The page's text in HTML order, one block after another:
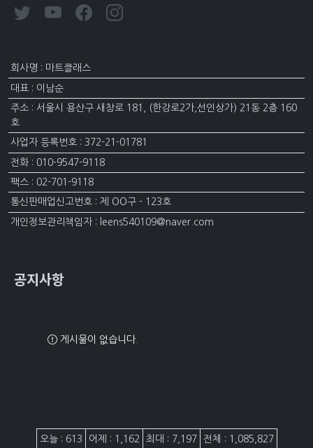
회사명 : 마트클래스
대표 : 이남순
주소 : 서울시 용산구 새창로 181, (한강로2가,선인상가) 21동 2층 160
호
사업자 등록번호 : 372-21-01781
전화 : 010-9547-9118
팩스 : 02-701-9118
통신판매업신고번호 : 제 OO구 - 123호
개인정보관리책임자 : leens540109@naver.com
공지사항
게시물이 없습니다.
접속자집계
오늘 : 613 어제 : 1,162 최대 : 7,197 전체 : 1,085,827